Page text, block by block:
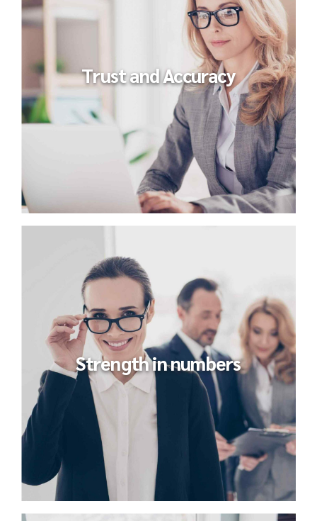
Trust and Accuracy
Strength in numbers